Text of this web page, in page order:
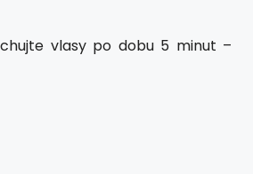
vlasy po dobu 5 minut –